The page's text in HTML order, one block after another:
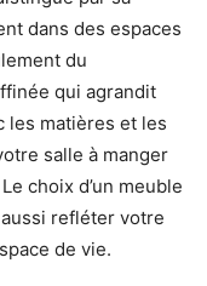
dans des espaces
du
qui agrandit
les matières et les
salle à manger
choix d’un meuble
refléter votre
de vie.